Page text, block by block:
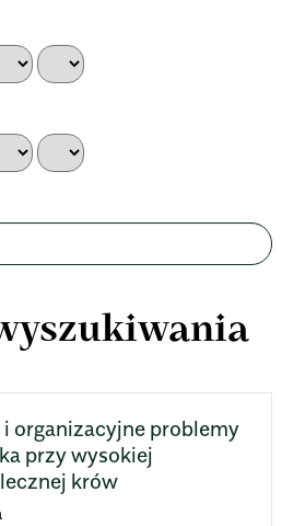
organizacyjne problemy
przy wysokiej
krów